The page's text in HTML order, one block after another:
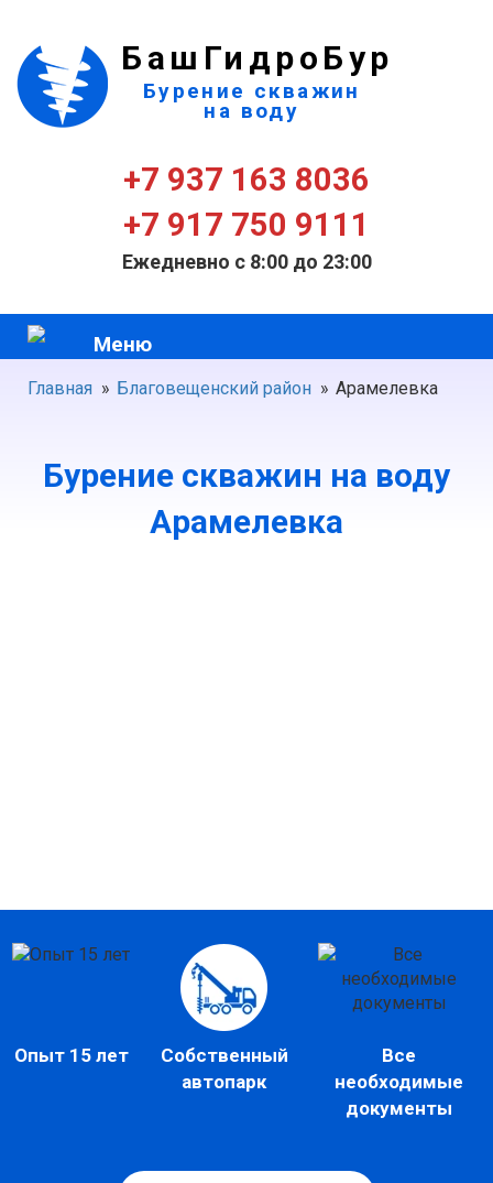
БашГидроБур
Бурение скважин
на воду
+7 937 163 8036
+7 917 750 9111
Ежедневно с 8:00 до 23:00
Меню
Главная » Благовещенский район » Арамелевка
Бурение скважин на воду
Арамелевка
Опыт 15 лет
Собственный
автопарк
Все
необходимые
документы